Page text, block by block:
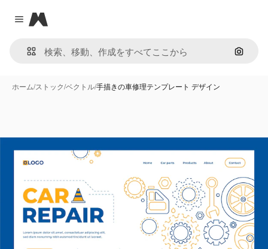
Close menu
Magnific
画像で
ホーム/ストック/ベクトル/手描きの車修理テンプレート デザイン